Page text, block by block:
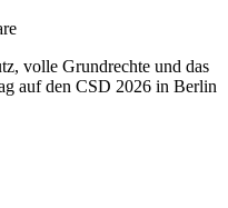
volle Grundrechte und das
auf den CSD 2026 in Berlin